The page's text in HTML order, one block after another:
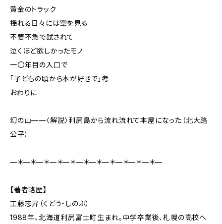
黄金のトラック
揺れる日々には空を見る
不要不急で試されて
泣くほど欲しかったモノ
一〇年目の入口で
「子どもの頃から本が好きで」考
おわりに
幻の山——〈解説〉利尻島から流れ流れて本屋になった（北大路
公子）
—＊—＊—＊—＊—＊—＊—＊—＊—＊—＊—＊—
【著者略歴】
工藤志昇（くどう・しのぶ）
1988年、北海道利尻富士町生まれ。中学卒業後、札幌の高校へ